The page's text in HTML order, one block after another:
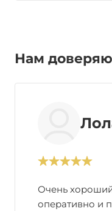
Нам
Очень
оперативно и